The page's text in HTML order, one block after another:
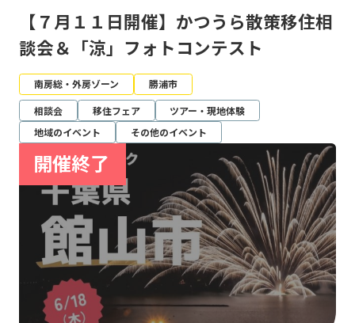
【７月１１日開催】かつうら散策移住相
談会＆「涼」フォトコンテスト
南房総・外房ゾーン
勝浦市
相談会
移住フェア
ツアー・現地体験
地域のイベント
その他のイベント